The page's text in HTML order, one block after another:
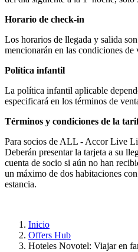
Horario de check-in
Los horarios de llegada y salida
mencionarán en las condiciones de
Política infantil
La política infantil aplicable
especificará en los términos de
Términos y condiciones de la
Para socios de ALL - Accor Live
Deberán presentar la tarjeta a su
cuenta de socio si aún no han
un máximo de dos habitaciones
estancia.
Inicio
Offers Hub
Hoteles Novotel: Viajar en